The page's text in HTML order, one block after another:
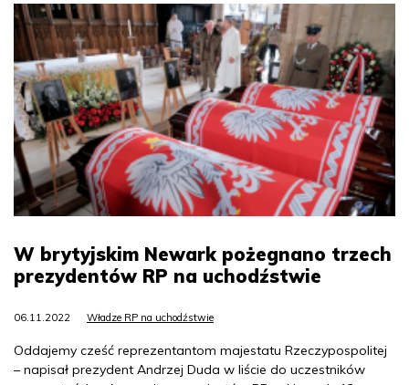
W brytyjskim Newark pożegnano trzech
prezydentów RP na uchodźstwie
06.11.2022 Władze RP na uchodźstwie
Oddajemy cześć reprezentantom majestatu Rzeczypospolitej
– napisał prezydent Andrzej Duda w liście do uczestników